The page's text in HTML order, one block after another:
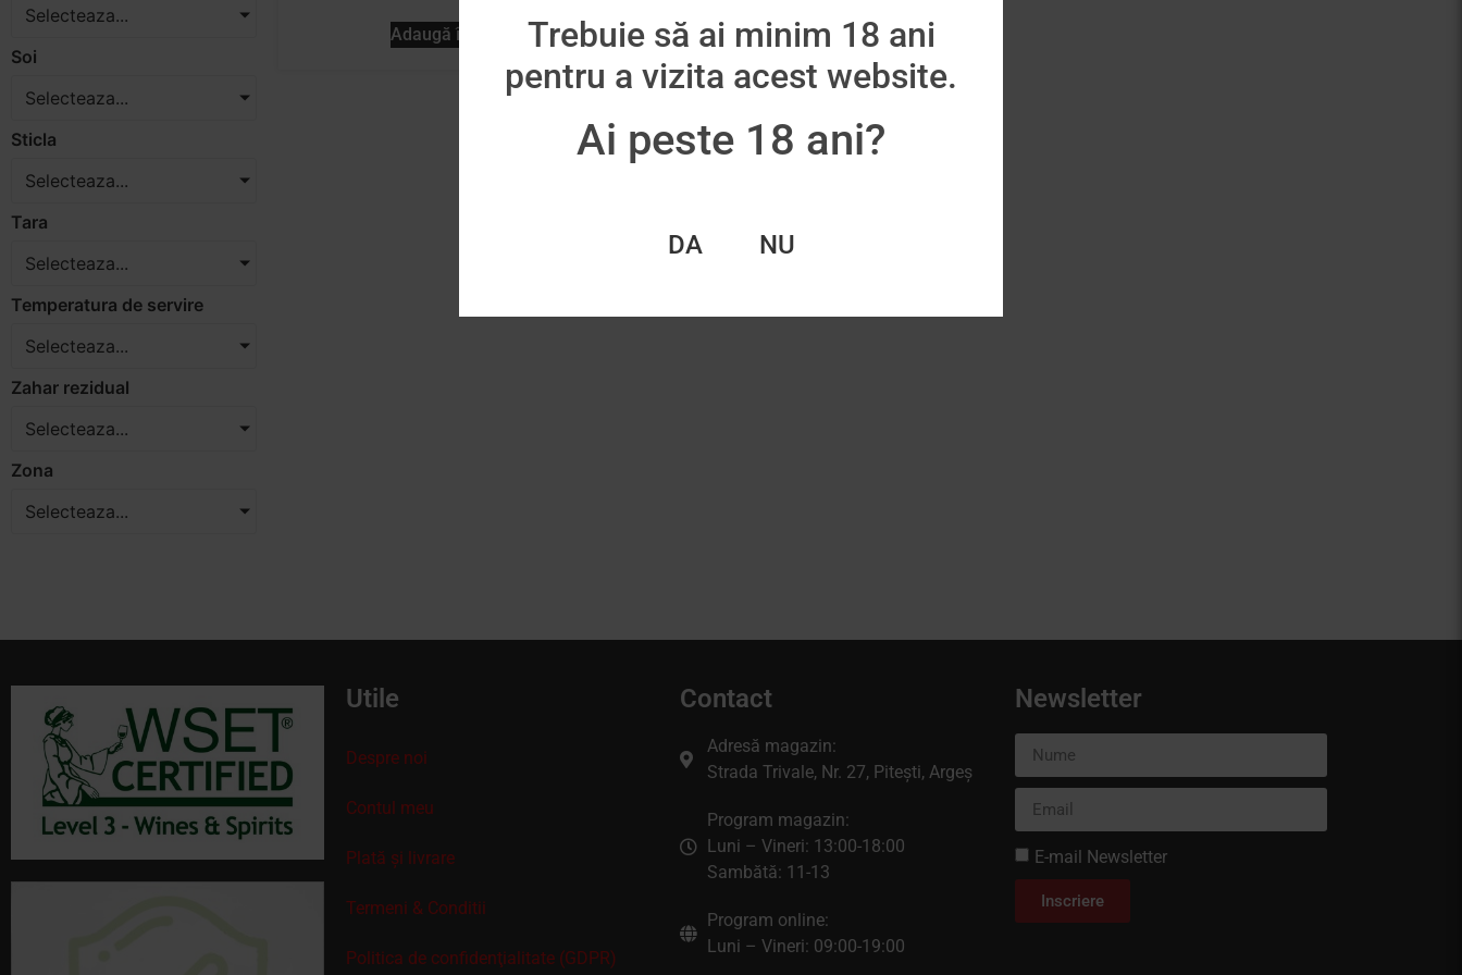
Selecteaza...
Soi
Selecteaza...
Sticla
Selecteaza...
Tara
Selecteaza...
Temperatura de servire
Selecteaza...
Zahar rezidual
Selecteaza...
Zona
Selecteaza...
Adaugă în coș
Utile
Despre noi
Contul meu
Plată și livrare
Termeni & Conditii
Politica de confidenţialitate (GDPR)
Contact
Adresă magazin:
Strada Trivale, Nr. 27, Pitești, Argeș
Program magazin:
Luni – Vineri: 13:00-18:00
Sambătă: 11-13
Program online:
Luni – Vineri: 09:00-19:00
Newsletter
E-mail Newsletter
Inscriere
Trebuie să ai minim 18 ani
pentru a vizita acest website.
Ai peste 18 ani?
DA NU